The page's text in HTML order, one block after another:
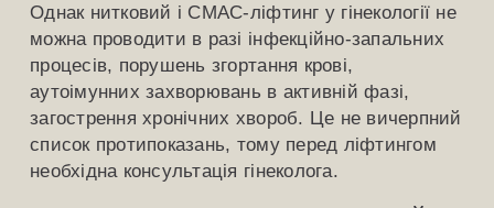
Однак нитковий і СМАС-ліфтинг у гінекології не
можна проводити в разі інфекційно-запальних
процесів, порушень згортання крові,
аутоімунних захворювань в активній фазі,
загострення хронічних хвороб. Це не вичерпний
список протипоказань, тому перед ліфтингом
необхідна консультація гінеколога.